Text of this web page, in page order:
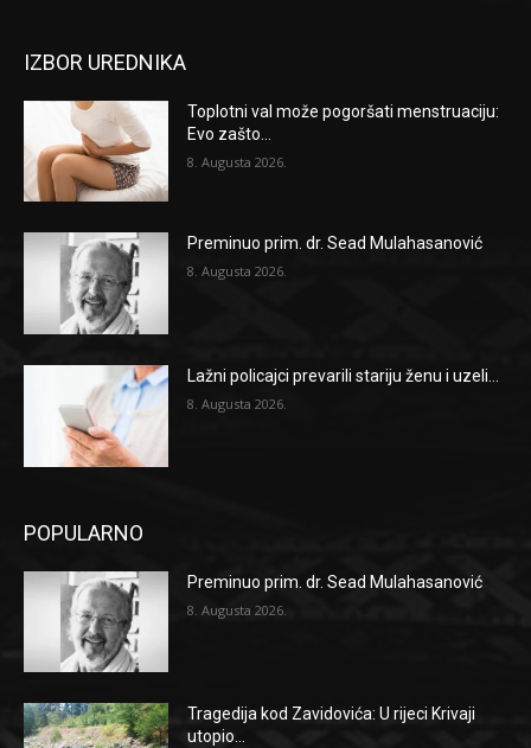
IZBOR UREDNIKA
Toplotni val može pogoršati menstruaciju:
Evo zašto...
8. Augusta 2026.
Preminuo prim. dr. Sead Mulahasanović
8. Augusta 2026.
Lažni policajci prevarili stariju ženu i uzeli...
8. Augusta 2026.
POPULARNO
Preminuo prim. dr. Sead Mulahasanović
8. Augusta 2026.
Tragedija kod Zavidovića: U rijeci Krivaji
utopio...